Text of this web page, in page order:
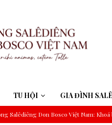
TU HỘI GIA ĐÌNH
Salêdiêng Don Bosco Việt Nam: